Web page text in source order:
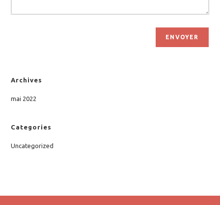
ENVOYER
Archives
mai 2022
Categories
Uncategorized